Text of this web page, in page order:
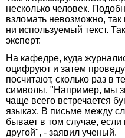
несколько человек.
взломать невозможно, так
ни используемый текст.
эксперт.
На кафедре, куда
оцифруют и затем
посчитают, сколько раз в
символы. "Например, мы
чаще всего встречается
языках. В письме между
бывает в том случае,
другой", - заявил ученый.